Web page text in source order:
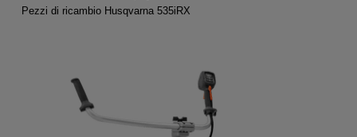
Pezzi di ricambio Husqvarna 535iRX